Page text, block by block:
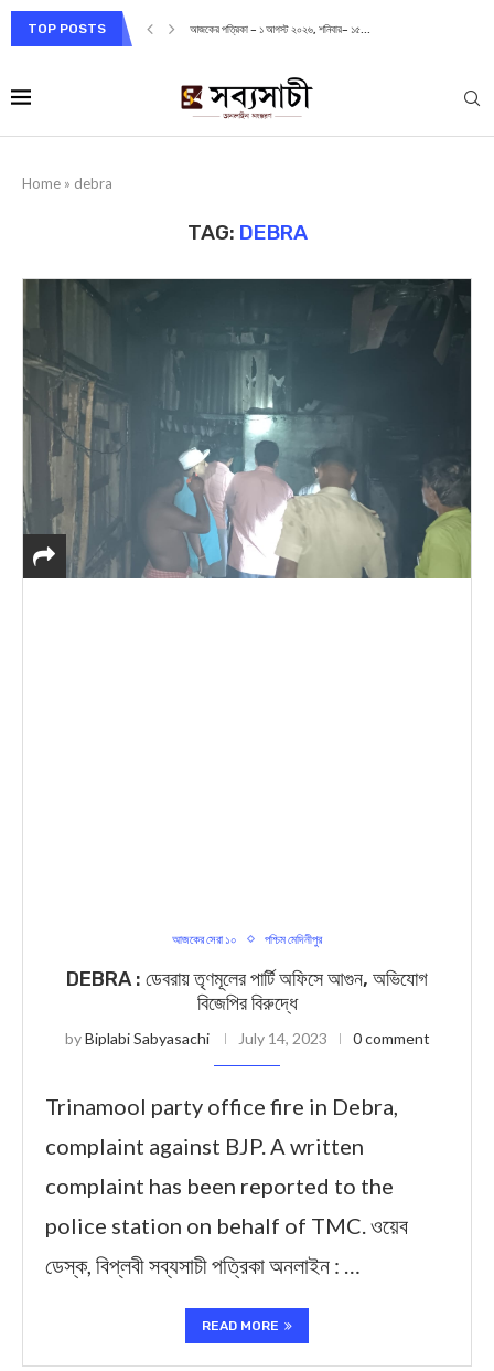
TOP POSTS আজকের পত্রিকা – ১ আগস্ট ২০২৬, শনিবার– ১৫...
Home » debra
TAG: DEBRA
আজকের সেরা ১০ পশ্চিম মেদিনীপুর
DEBRA : ডেবরায় তৃণমূলের পার্টি অফিসে আগুন, অভিযোগ
বিজেপির বিরুদ্ধে
byBiplabi Sabyasachi July 14, 2023 0 comment
Trinamool party office fire in Debra,
complaint against BJP. A written
complaint has been reported to the
police station on behalf of TMC. ওয়েব
ডেস্ক, বিপ্লবী সব্যসাচী পত্রিকা অনলাইন : …
READ MORE